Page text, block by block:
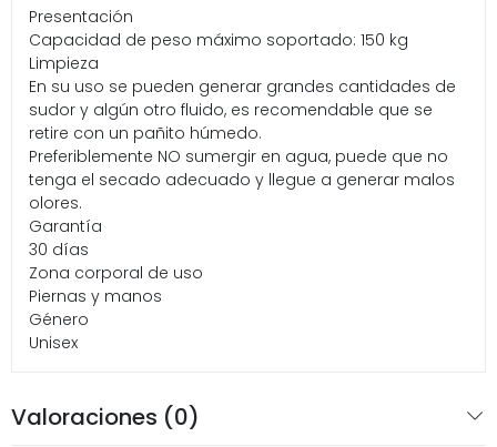
Presentación
Capacidad de peso máximo soportado: 150 kg
Limpieza
En su uso se pueden generar grandes cantidades de
sudor y algún otro fluido, es recomendable que se
retire con un pañito húmedo.
Preferiblemente NO sumergir en agua, puede que no
tenga el secado adecuado y llegue a generar malos
olores.
Garantía
30 días
Zona corporal de uso
Piernas y manos
Género
Unisex
Valoraciones (0)